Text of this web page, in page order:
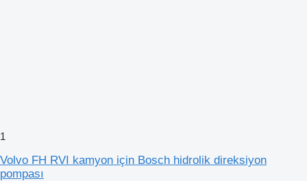
1
Volvo FH RVI kamyon için Bosch hidrolik direksiyon
pompası